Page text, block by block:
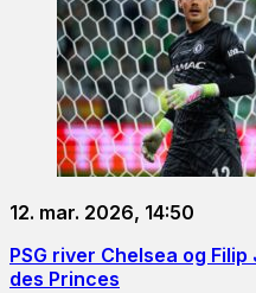
12. mar. 2026, 14:50
PSG river Chelsea og
des Princes